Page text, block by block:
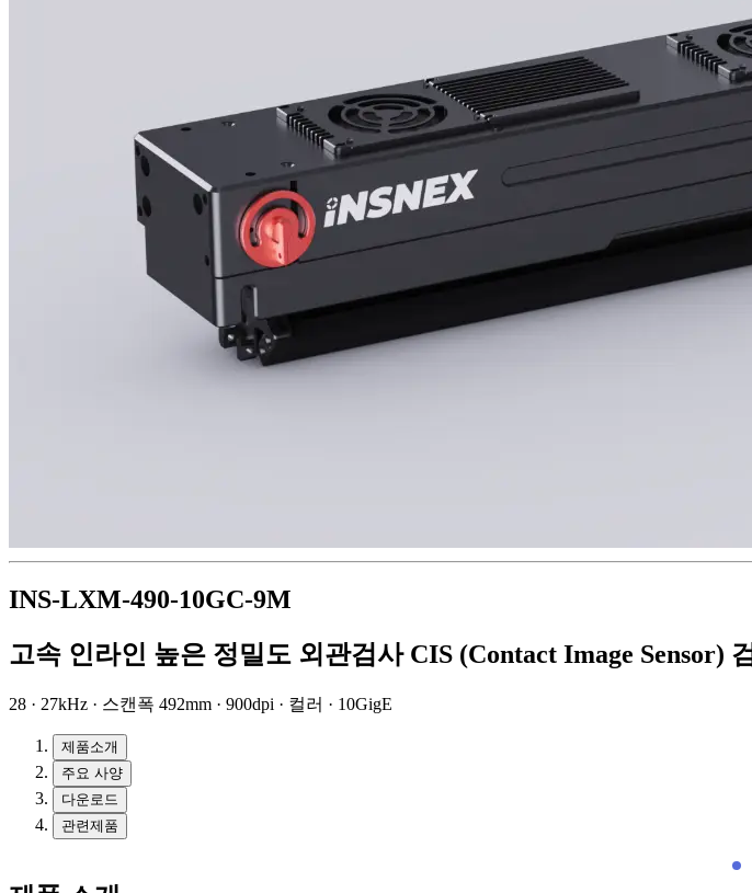
INS-LXM-490-10GC-9M
고속 인라인 높은 정밀도 외관검사 CIS (Contact Image Sensor)
28 · 27kHz · 스캔폭 492mm · 900dpi · 컬러 · 10GigE
제품소개
주요 사양
다운로드
관련제품